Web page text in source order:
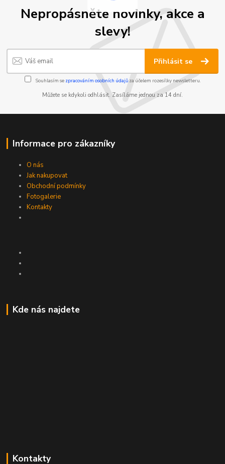
Nepropásněte novinky, akce a
slevy!
Přihlásit se
Souhlasím se zpracováním osobních údajůza účelem rozesílky newsletteru.
Můžete se kdykoli odhlásit. Zasíláme jednou za 14 dní.
Informace pro zákazníky
O nás
Jak nakupovat
Obchodní podmínky
Fotogalerie
Kontakty
Kde nás najdete
Kontakty